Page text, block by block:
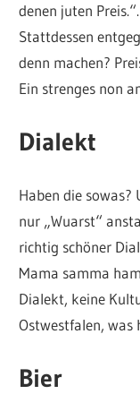
denen juten
Stattdessen
denn machen?
Ein strenges non
Dialekt
Haben die sowas?
nur „Wuarst“
richtig schöner
Mama samma
Dialekt, keine
Ostwestfalen, was
Bier